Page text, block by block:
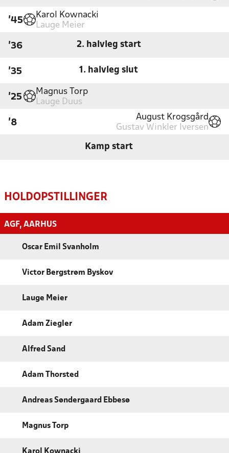
'45
Karol Kownacki
Lauge Meier
'36 2. halvleg start
'35 1. halvleg slut
'25
Magnus Torp
Lauge Duus
'8
August Krogsgård
Gustav Winkler Iversen
Kamp start
HOLDOPSTILLINGER
AGF, AARHUS
Oscar Emil Svanholm
Victor Bergstrøm Byskov
Lauge Meier
Adam Ziegler
Alfred Sand
Adam Thorsted
Andreas Søndergaard Ebbesø
Magnus Torp
Karol Kownacki